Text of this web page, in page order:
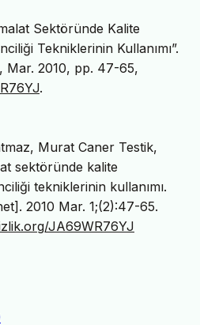
Sektöründe Kalite
Tekniklerinin Kullanımı”.
Mar. 2010, pp. 47-65,
.
Murat Caner Testik,
sektöründe kalite
tekniklerinin kullanımı.
2010 Mar. 1;(2):47-65.
JA69WR76YJ